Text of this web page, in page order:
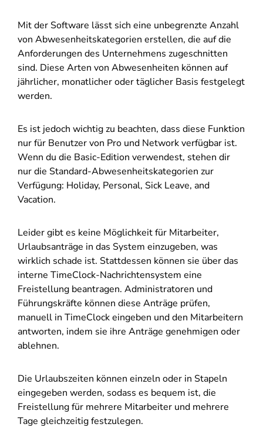
Mit der Software lässt sich eine unbegrenzte Anzahl
von Abwesenheitskategorien erstellen, die auf die
Anforderungen des Unternehmens zugeschnitten
sind. Diese Arten von Abwesenheiten können auf
jährlicher, monatlicher oder täglicher Basis festgelegt
werden.
Es ist jedoch wichtig zu beachten, dass diese Funktion
nur für Benutzer von Pro und Network verfügbar ist.
Wenn du die Basic-Edition verwendest, stehen dir
nur die Standard-Abwesenheitskategorien zur
Verfügung: Holiday, Personal, Sick Leave, and
Vacation.
Leider gibt es keine Möglichkeit für Mitarbeiter,
Urlaubsanträge in das System einzugeben, was
wirklich schade ist. Stattdessen können sie über das
interne TimeClock-Nachrichtensystem eine
Freistellung beantragen. Administratoren und
Führungskräfte können diese Anträge prüfen,
manuell in TimeClock eingeben und den Mitarbeitern
antworten, indem sie ihre Anträge genehmigen oder
ablehnen.
Die Urlaubszeiten können einzeln oder in Stapeln
eingegeben werden, sodass es bequem ist, die
Freistellung für mehrere Mitarbeiter und mehrere
Tage gleichzeitig festzulegen.